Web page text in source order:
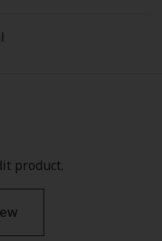
product.